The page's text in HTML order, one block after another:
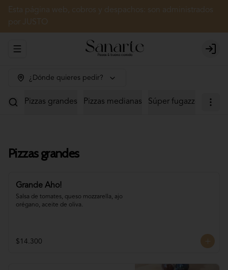
Esta página web, cobros y despachos: son administrados
por JUSTO
Abrir menu de navegación Login
¿Dónde quieres pedir?
Pizzas grandes Pizzas medianas Súper fugazzetas
Pizzas grandes
Grande Aho!
Salsa de tomates, queso mozzarella, ajo
orégano, aceite de oliva.
$14.300